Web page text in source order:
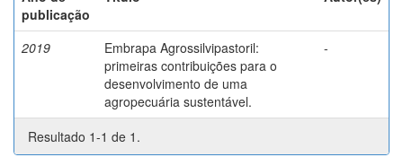
publicação
2019
Embrapa Agrossilvipastoril:
primeiras contribuições para o
desenvolvimento de uma
agropecuária sustentável.
-
Resultado 1-1 de 1.